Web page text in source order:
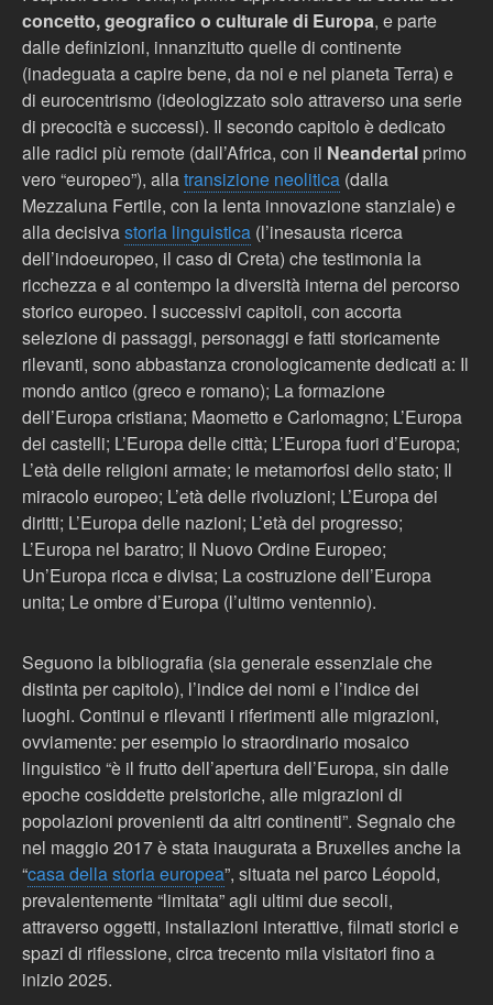
concetto, geografico o culturale di Europa, e parte
dalle definizioni, innanzitutto quelle di continente
(inadeguata a capire bene, da noi e nel pianeta Terra) e
di eurocentrismo (ideologizzato solo attraverso una serie
di precocità e successi). Il secondo capitolo è dedicato
alle radici più remote (dall’Africa, con il Neandertal primo
vero “europeo”), allatransizione neolitica (dalla
Mezzaluna Fertile, con la lenta innovazione stanziale) e
alla decisivastoria linguistica (l’inesausta ricerca
dell’indoeuropeo, il caso di Creta) che testimonia la
ricchezza e al contempo la diversità interna del percorso
storico europeo. I successivi capitoli, con accorta
selezione di passaggi, personaggi e fatti storicamente
rilevanti, sono abbastanza cronologicamente dedicati a: Il
mondo antico (greco e romano); La formazione
dell’Europa cristiana; Maometto e Carlomagno; L’Europa
dei castelli; L’Europa delle città; L’Europa fuori d’Europa;
L’età delle religioni armate; le metamorfosi dello stato; Il
miracolo europeo; L’età delle rivoluzioni; L’Europa dei
diritti; L’Europa delle nazioni; L’età del progresso;
L’Europa nel baratro; Il Nuovo Ordine Europeo;
Un’Europa ricca e divisa; La costruzione dell’Europa
unita; Le ombre d’Europa (l’ultimo ventennio).
Seguono la bibliografia (sia generale essenziale che
distinta per capitolo), l’indice dei nomi e l’indice dei
luoghi. Continui e rilevanti i riferimenti alle migrazioni,
ovviamente: per esempio lo straordinario mosaico
linguistico “è il frutto dell’apertura dell’Europa, sin dalle
epoche cosiddette preistoriche, alle migrazioni di
popolazioni provenienti da altri continenti”. Segnalo che
nel maggio 2017 è stata inaugurata a Bruxelles anche la
“casa della storia europea”, situata nel parco Léopold,
prevalentemente “limitata” agli ultimi due secoli,
attraverso oggetti, installazioni interattive, filmati storici e
spazi di riflessione, circa trecento mila visitatori fino a
inizio 2025.